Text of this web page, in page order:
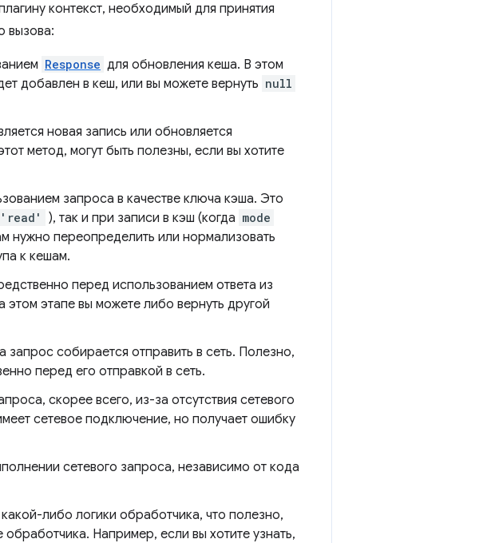
контекст, необходимый для принятия
вызова:
Response для обновления кеша. В этом
добавлен в кеш, или вы можете вернуть null
новая запись или обновляется
метод, могут быть полезны, если вы хотите
запроса в качестве ключа кэша. Это
'read' ), так и при записи в кэш (когда mode
нужно переопределить или нормализовать
к кешам.
перед использованием ответа из
этом этапе вы можете либо вернуть другой
запрос собирается отправить в сеть. Полезно,
перед его отправкой в ​​сеть.
скорее всего, из-за отсутствия сетевого
сетевое подключение, но получает ошибку
сетевого запроса, независимо от кода
либо логики обработчика, что полезно,
Например, если вы хотите узнать,